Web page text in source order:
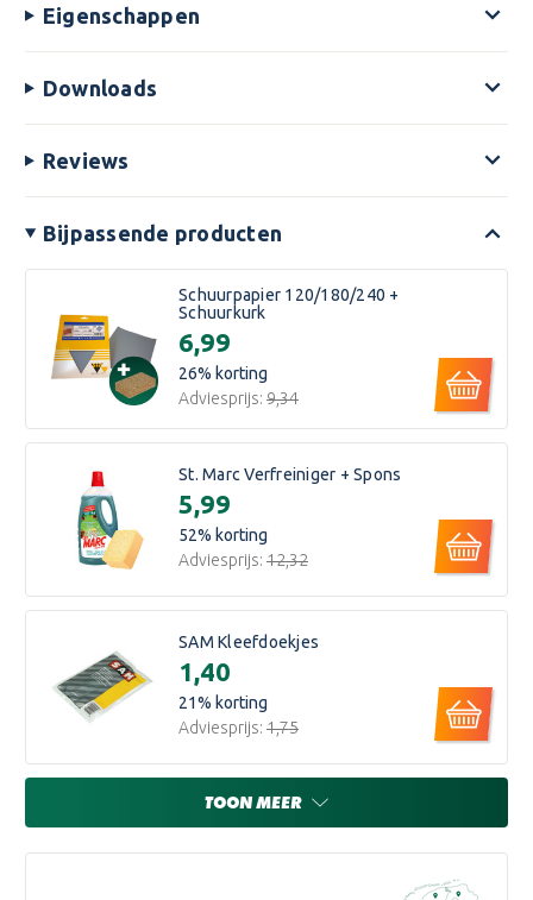
Eigenschappen
Downloads
Reviews
Bijpassende producten
Schuurpapier 120/180/240 +
Schuurkurk
€6,99
26% korting
Adviesprijs: €9,34
St. Marc Verfreiniger + Spons
€5,99
52% korting
Adviesprijs: €12,32
SAM Kleefdoekjes
€1,40
21% korting
Adviesprijs: €1,75
TOON MEER